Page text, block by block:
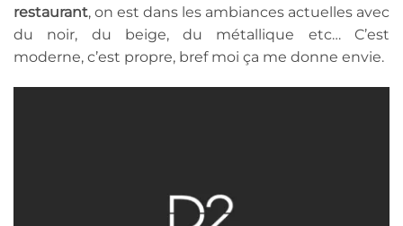
restaurant, on est dans les ambiances actuelles avec
du noir, du beige, du métallique etc… C’est
moderne, c’est propre, bref moi ça me donne envie.